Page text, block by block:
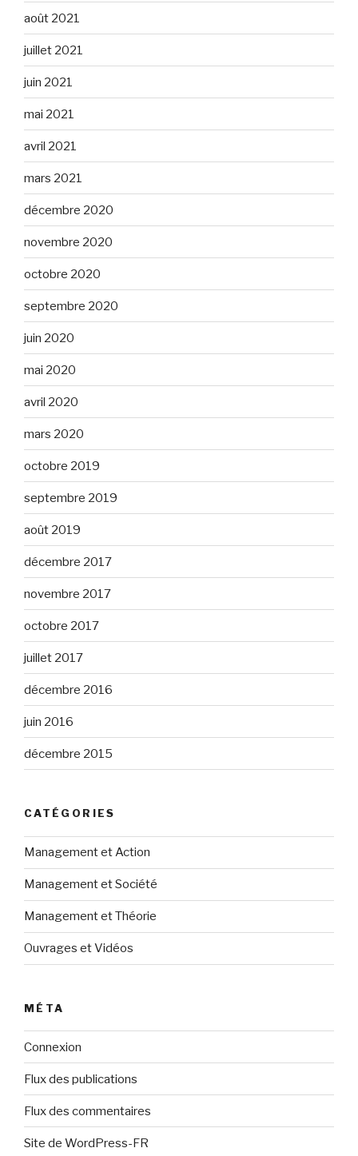
août 2021
juillet 2021
juin 2021
mai 2021
avril 2021
mars 2021
décembre 2020
novembre 2020
octobre 2020
septembre 2020
juin 2020
mai 2020
avril 2020
mars 2020
octobre 2019
septembre 2019
août 2019
décembre 2017
novembre 2017
octobre 2017
juillet 2017
décembre 2016
juin 2016
décembre 2015
CATÉGORIES
Management et Action
Management et Société
Management et Théorie
Ouvrages et Vidéos
MÉTA
Connexion
Flux des publications
Flux des commentaires
Site de WordPress-FR